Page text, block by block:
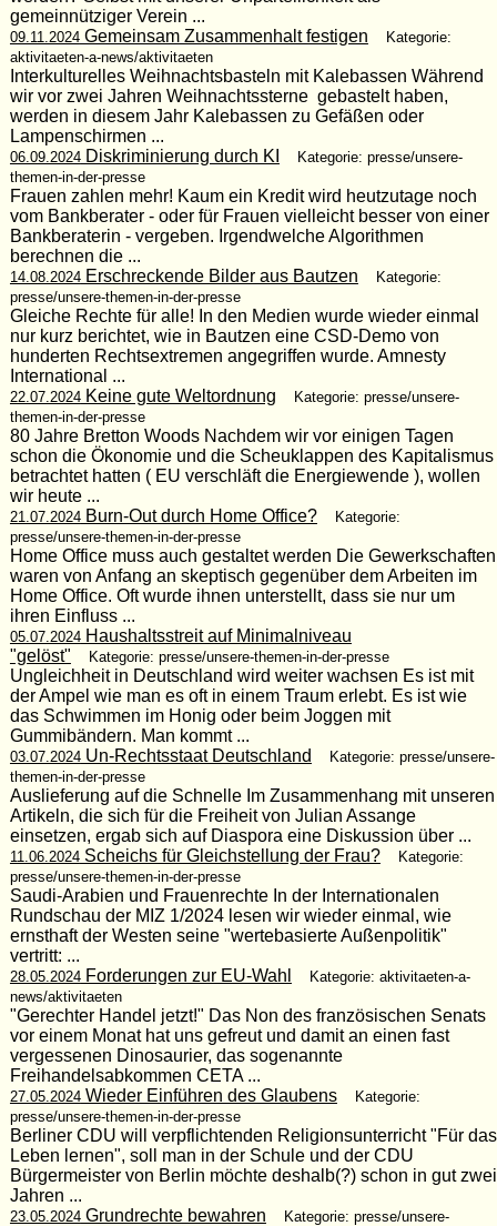
gemeinnütziger Verein ...
09.11.2024Gemeinsam Zusammenhalt festigen
Kategorie:
aktivitaeten-a-news/aktivitaeten
Interkulturelles Weihnachtsbasteln mit Kalebassen Während
wir vor zwei Jahren Weihnachtssterne gebastelt haben,
werden in diesem Jahr Kalebassen zu Gefäßen oder
Lampenschirmen ...
06.09.2024Diskriminierung durch KI
Kategorie: presse/unsere-
themen-in-der-presse
Frauen zahlen mehr! Kaum ein Kredit wird heutzutage noch
vom Bankberater - oder für Frauen vielleicht besser von einer
Bankberaterin - vergeben. Irgendwelche Algorithmen
berechnen die ...
14.08.2024Erschreckende Bilder aus Bautzen
Kategorie:
presse/unsere-themen-in-der-presse
Gleiche Rechte für alle! In den Medien wurde wieder einmal
nur kurz berichtet, wie in Bautzen eine CSD-Demo von
hunderten Rechtsextremen angegriffen wurde. Amnesty
International ...
22.07.2024Keine gute Weltordnung
Kategorie: presse/unsere-
themen-in-der-presse
80 Jahre Bretton Woods Nachdem wir vor einigen Tagen
schon die Ökonomie und die Scheuklappen des Kapitalismus
betrachtet hatten ( EU verschläft die Energiewende ), wollen
wir heute ...
21.07.2024Burn-Out durch Home Office?
Kategorie:
presse/unsere-themen-in-der-presse
Home Office muss auch gestaltet werden Die Gewerkschaften
waren von Anfang an skeptisch gegenüber dem Arbeiten im
Home Office. Oft wurde ihnen unterstellt, dass sie nur um
ihren Einfluss ...
05.07.2024Haushaltsstreit auf Minimalniveau
"gelöst"
Kategorie: presse/unsere-themen-in-der-presse
Ungleichheit in Deutschland wird weiter wachsen Es ist mit
der Ampel wie man es oft in einem Traum erlebt. Es ist wie
das Schwimmen im Honig oder beim Joggen mit
Gummibändern. Man kommt ...
03.07.2024Un-Rechtsstaat Deutschland
Kategorie: presse/unsere-
themen-in-der-presse
Auslieferung auf die Schnelle Im Zusammenhang mit unseren
Artikeln, die sich für die Freiheit von Julian Assange
einsetzen, ergab sich auf Diaspora eine Diskussion über ...
11.06.2024Scheichs für Gleichstellung der Frau?
Kategorie:
presse/unsere-themen-in-der-presse
Saudi-Arabien und Frauenrechte In der Internationalen
Rundschau der MIZ 1/2024 lesen wir wieder einmal, wie
ernsthaft der Westen seine "wertebasierte Außenpolitik"
vertritt: ...
28.05.2024Forderungen zur EU-Wahl
Kategorie: aktivitaeten-a-
news/aktivitaeten
"Gerechter Handel jetzt!" Das Non des französischen Senats
vor einem Monat hat uns gefreut und damit an einen fast
vergessenen Dinosaurier, das sogenannte
Freihandelsabkommen CETA ...
27.05.2024Wieder Einführen des Glaubens
Kategorie:
presse/unsere-themen-in-der-presse
Berliner CDU will verpflichtenden Religionsunterricht "Für das
Leben lernen", soll man in der Schule und der CDU
Bürgermeister von Berlin möchte deshalb(?) schon in gut zwei
Jahren ...
23.05.2024Grundrechte bewahren
Kategorie: presse/unsere-